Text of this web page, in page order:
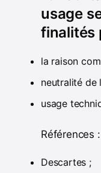
usage
finalités
la raison
neutralité de
usage
Références :
Descartes ;